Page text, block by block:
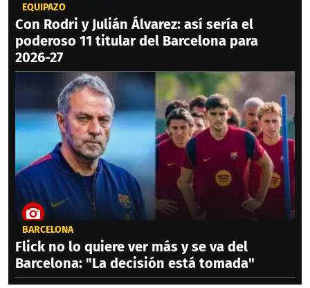
EQUIPAZO
Con Rodri y Julián Álvarez: así sería el
poderoso 11 titular del Barcelona para
2026-27
BARCELONA
Flick no lo quiere ver más y se va del
Barcelona: "La decisión está tomada"